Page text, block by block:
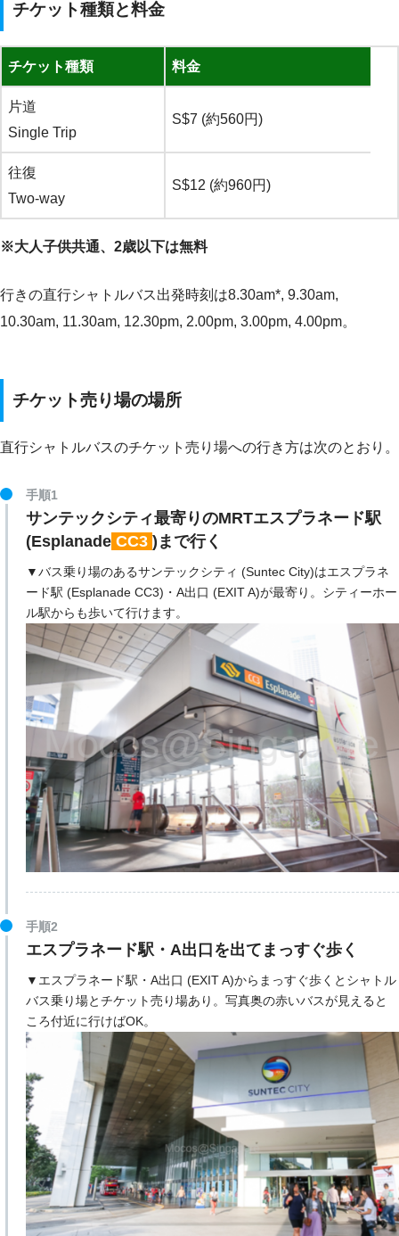
チケット種類と料金
チケット種類 料金
片道
Single Trip
S$7 (約560円)
往復
Two-way
S$12 (約960円)
※大人子供共通、2歳以下は無料
行きの直行シャトルバス出発時刻は8.30am*, 9.30am,
10.30am, 11.30am, 12.30pm, 2.00pm, 3.00pm, 4.00pm。
チケット売り場の場所
直行シャトルバスのチケット売り場への行き方は次のとおり。
手順1
サンテックシティ最寄りのMRTエスプラネード駅
(EsplanadeCC3 )まで行く
▼バス乗り場のあるサンテックシティ (Suntec City)はエスプラネ
ード駅 (Esplanade CC3)・A出口 (EXIT A)が最寄り。シティーホー
ル駅からも歩いて行けます。
手順2
エスプラネード駅・A出口を出てまっすぐ歩く
▼エスプラネード駅・A出口 (EXIT A)からまっすぐ歩くとシャトル
バス乗り場とチケット売り場あり。写真奥の赤いバスが見えると
ころ付近に行けばOK。